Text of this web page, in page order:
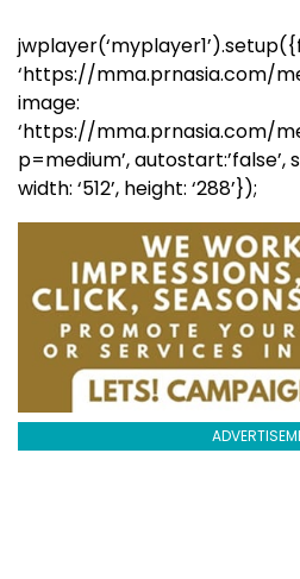
‘https://mma.prnasia.com/
image:
‘https://mma.prnasia.com/
p=medium’, autostart:’false’,
width: ‘512’, height: ‘288’});